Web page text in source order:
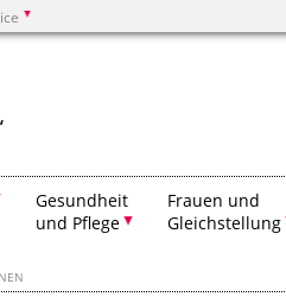
Gesundheit
und Pflege
Frauen und
Gleichstellung